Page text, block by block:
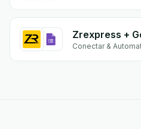
Conectar &